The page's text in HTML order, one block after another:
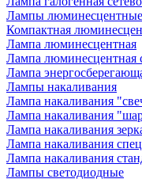
Лампы люминесцентные
Компактная
Лампа люминесцентная
Лампа люминесцентная
Лампа
Лампы накаливания
Лампа накаливания
Лампа накаливания
Лампа накаливания
Лампа накаливания
Лампа накаливания
Лампы светодиодные